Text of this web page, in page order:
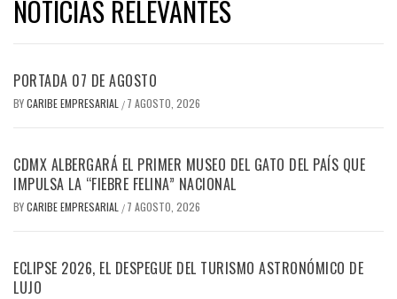
NOTICIAS RELEVANTES
PORTADA 07 DE AGOSTO
BYCARIBE EMPRESARIAL / 7 AGOSTO, 2026
CDMX ALBERGARÁ EL PRIMER MUSEO DEL GATO DEL PAÍS QUE
IMPULSA LA “FIEBRE FELINA” NACIONAL
BYCARIBE EMPRESARIAL / 7 AGOSTO, 2026
ECLIPSE 2026, EL DESPEGUE DEL TURISMO ASTRONÓMICO DE
LUJO